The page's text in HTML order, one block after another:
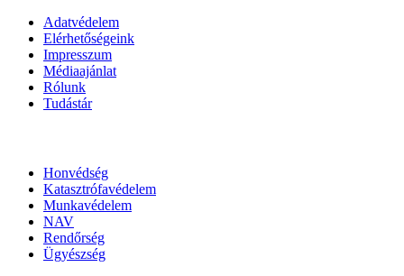
Adatvédelem
Elérhetőségeink
Impresszum
Médiaajánlat
Rólunk
Tudástár
Honvédség
Katasztrófavédelem
Munkavédelem
NAV
Rendőrség
Ügyészség